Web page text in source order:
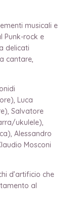
musicali e
Punk-rock e
delicati
cantare,
Luca
Salvatore
ukulele),
Alessandro
Mosconi
d’artificio che
al